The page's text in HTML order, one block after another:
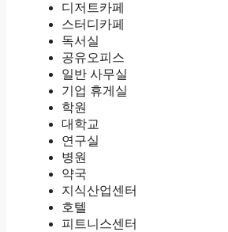
디저트카페
스터디카페
독서실
공유오피스
일반 사무실
기업 휴게실
학원
대학교
연구실
병원
약국
지식산업센터
호텔
피트니스센터